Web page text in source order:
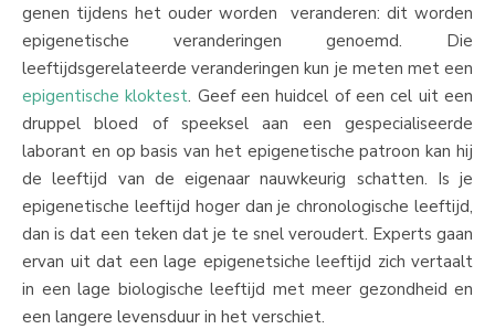
genen tijdens het ouder worden veranderen: dit worden
epigenetische veranderingen genoemd. Die
leeftijdsgerelateerde veranderingen kun je meten met een
epigentische kloktest. Geef een huidcel of een cel uit een
druppel bloed of speeksel aan een gespecialiseerde
laborant en op basis van het epigenetische patroon kan hij
de leeftijd van de eigenaar nauwkeurig schatten. Is je
epigenetische leeftijd hoger dan je chronologische leeftijd,
dan is dat een teken dat je te snel veroudert. Experts gaan
ervan uit dat een lage epigenetsiche leeftijd zich vertaalt
in een lage biologische leeftijd met meer gezondheid en
een langere levensduur in het verschiet.